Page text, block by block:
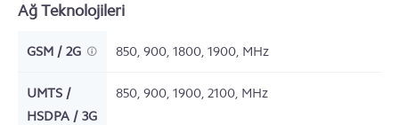
Ağ Teknolojileri
GSM / 2G 850, 900, 1800, 1900, MHz
UMTS /
HSDPA / 3G
850, 900, 1900, 2100, MHz